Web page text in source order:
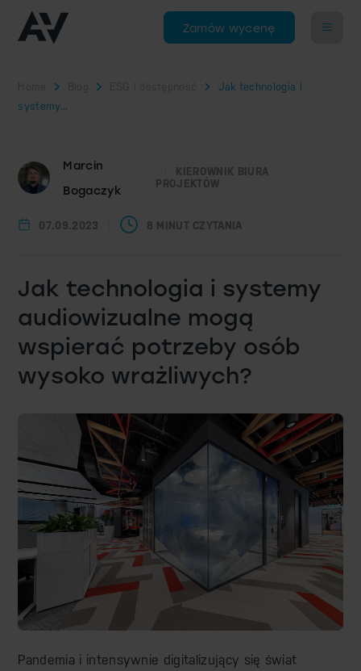
Zamów wycenę
Jak technologia i
systemy...
Marcin
Bogaczyk
KIEROWNIK BIURA
PROJEKTÓW
07.09.2023 8 MINUT CZYTANIA
Jak technologia i systemy
audiowizualne mogą
wspierać potrzeby osób
wysoko wrażliwych?
Pandemia i intensywnie digitalizujący się świat